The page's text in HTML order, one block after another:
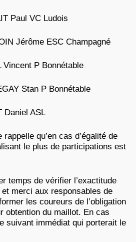
Paul VC Ludois
Jérôme ESC Champagné
P Bonnétable
Stan P Bonnétable
Daniel ASL
qu’en cas d’égalité de
le plus de participations est
temps de vérifier l’exactitude
merci aux responsables de
les coureurs de l’obligation
obtention du maillot. En cas
suivant immédiat qui porterait le